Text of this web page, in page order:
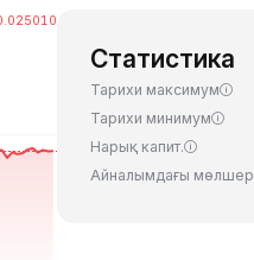
Статистика
Тарихи максимум
Тарихи минимум
Нарық капит.
Айналымдағы мөлшер